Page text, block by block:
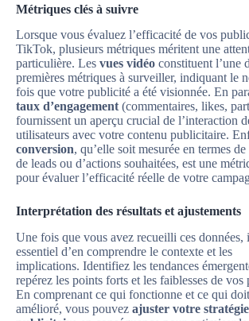
Métriques clés à suivre
Lorsque vous évaluez l’efficacité de vos
TikTok, plusieurs métriques méritent une
particulière. Les vues vidéo constituent l’une
premières métriques à surveiller, indiquant le
fois que votre publicité a été visionnée. En
taux d’engagement (commentaires, likes,
fournissent un aperçu crucial de l’interaction
utilisateurs avec votre contenu publicitaire.
conversion, qu’elle soit mesurée en termes de
de leads ou d’actions souhaitées, est une
pour évaluer l’efficacité réelle de votre
Interprétation des résultats et ajustements
Une fois que vous avez recueilli ces données,
essentiel d’en comprendre le contexte et les
implications. Identifiez les tendances
repérez les points forts et les faiblesses de vos
En comprenant ce qui fonctionne et ce qui
amélioré, vous pouvez ajuster votre stratégie